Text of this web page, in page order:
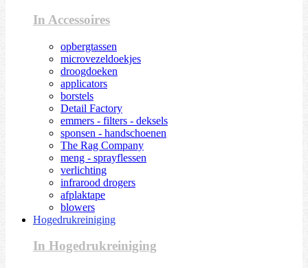
In Accessoires
opbergtassen
microvezeldoekjes
droogdoeken
applicators
borstels
Detail Factory
emmers - filters - deksels
sponsen - handschoenen
The Rag Company
meng - sprayflessen
verlichting
infrarood drogers
afplaktape
blowers
Hogedrukreiniging
In Hogedrukreiniging